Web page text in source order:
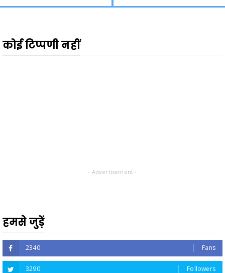
कोई टिप्पणी नहीं
- Advertisement -
हमसे जुड़ें
2340 Fans
3290 Followers